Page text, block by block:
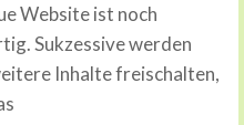
Website ist noch
Sukzessive werden
Inhalte freischalten,